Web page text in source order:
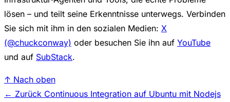
lösen – und teilt seine Erkenntnisse unterwegs. Verbinden
Sie sich mit ihm in den sozialen Medien: X
(@chuckconway) oder besuchen Sie ihn auf YouTube
und auf SubStack.
↑ Nach oben
← Zurück Continuous Integration auf Ubuntu mit Nodejs